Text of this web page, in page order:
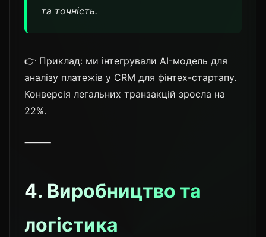
та точність.
👉 Приклад: ми інтегрували AI-модель для
аналізу платежів у CRM для фінтех-стартапу.
Конверсія легальних транзакцій зросла на
22%.
⸻
4. Виробництво та
логістика